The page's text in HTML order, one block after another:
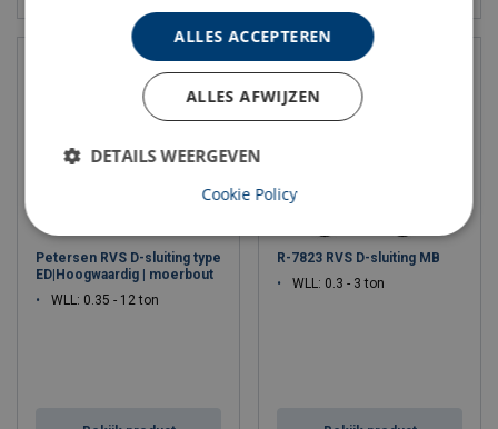
Petersen RVS D-sluiting type
ED|Hoogwaardig | moerbout
WLL: 0.35 - 12 ton
R-7823 RVS D-sluiting MB
WLL: 0.3 - 3 ton
ALLES ACCEPTEREN
ALLES AFWIJZEN
DETAILS WEERGEVEN
Cookie Policy